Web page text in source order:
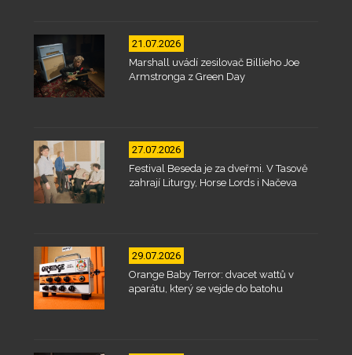
21.07.2026
Marshall uvádí zesilovač Billieho Joe
Armstronga z Green Day
27.07.2026
Festival Beseda je za dveřmi. V Tasově
zahrají Liturgy, Horse Lords i Načeva
29.07.2026
Orange Baby Terror: dvacet wattů v
aparátu, který se vejde do batohu